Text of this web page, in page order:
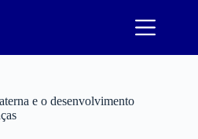
e o desenvolvimento